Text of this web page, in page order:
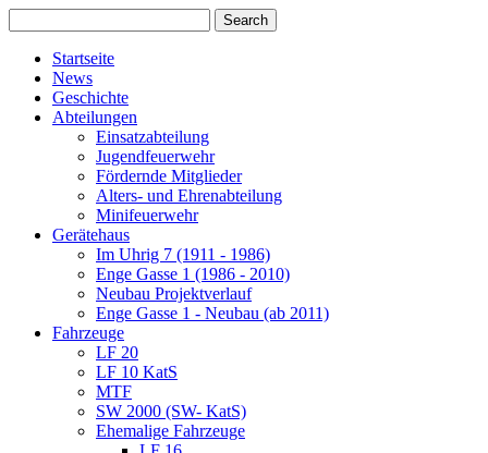
Startseite
News
Geschichte
Abteilungen
Einsatzabteilung
Jugendfeuerwehr
Fördernde Mitglieder
Alters- und Ehrenabteilung
Minifeuerwehr
Gerätehaus
Im Uhrig 7 (1911 - 1986)
Enge Gasse 1 (1986 - 2010)
Neubau Projektverlauf
Enge Gasse 1 - Neubau (ab 2011)
Fahrzeuge
LF 20
LF 10 KatS
MTF
SW 2000 (SW- KatS)
Ehemalige Fahrzeuge